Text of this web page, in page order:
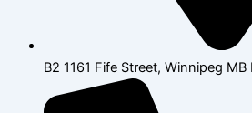
B2 1161 Fife Street, Winnipeg MB